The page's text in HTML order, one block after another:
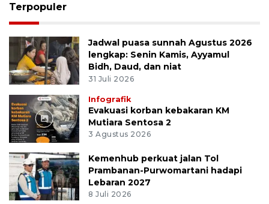
Terpopuler
Jadwal puasa sunnah Agustus 2026
lengkap: Senin Kamis, Ayyamul
Bidh, Daud, dan niat
31 Juli 2026
Infografik
Evakuasi korban kebakaran KM
Mutiara Sentosa 2
3 Agustus 2026
Kemenhub perkuat jalan Tol
Prambanan-Purwomartani hadapi
Lebaran 2027
8 Juli 2026